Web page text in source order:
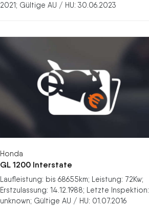
2021; Gültige AU / HU: 30.06.2023
Honda
GL 1200 Interstate
Laufleistung: bis 68655km; Leistung: 72Kw;
Erstzulassung: 14.12.1988; Letzte Inspektion:
unknown; Gültige AU / HU: 01.07.2016